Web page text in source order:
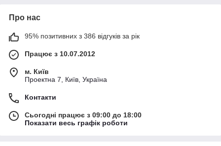
Про нас
95% позитивних з 386 відгуків за рік
Працює з 10.07.2012
м. Київ
Проектна 7, Київ, Україна
Контакти
Сьогодні працює з 09:00 до 18:00
Показати весь графік роботи